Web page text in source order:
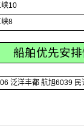
峡10
峡8
船舶优先安
泛洋丰都 航旭6039